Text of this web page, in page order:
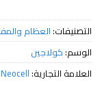
التصنيفات:العظام
الوسم:كولاجين
العلامة التجارية:Neocell